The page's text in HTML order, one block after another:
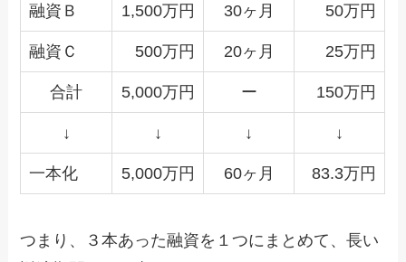
融資Ｂ 1,500万円 30ヶ月 50万円
融資Ｃ 500万円 20ヶ月 25万円
合計 5,000万円 ー 150万円
↓ ↓ ↓ ↓
一本化 5,000万円 60ヶ月 83.3万円
つまり、３本あった融資を１つにまとめて、長い